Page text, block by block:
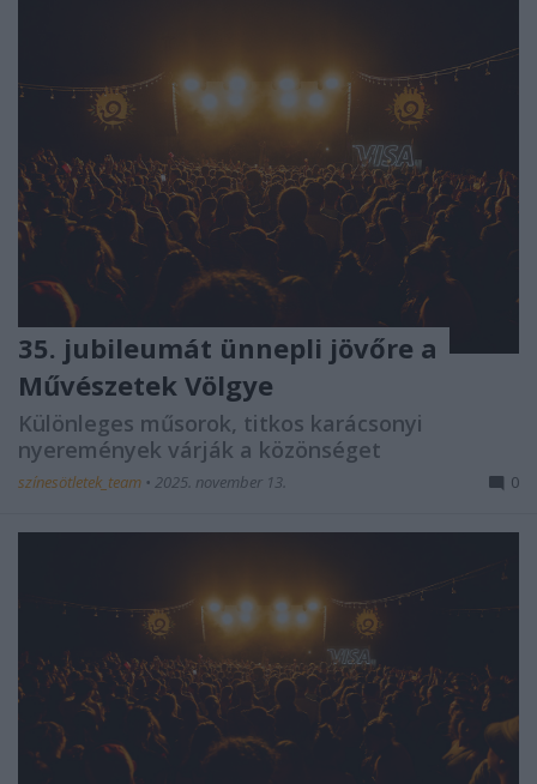
35. jubileumát ünnepli jövőre a
Művészetek Völgye
Különleges műsorok, titkos karácsonyi
nyeremények várják a közönséget
színesötletek_team • 2025. november 13. 0